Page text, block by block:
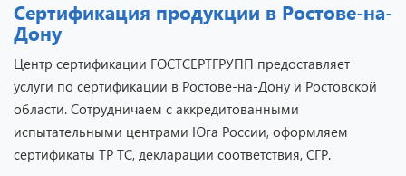
Сертификация продукции в Ростове-на-
Дону
Центр сертификации ГОСТСЕРТГРУПП предоставляет
услуги по сертификации в Ростове-на-Дону и Ростовской
области. Сотрудничаем с аккредитованными
испытательными центрами Юга России, оформляем
сертификаты ТР ТС, декларации соответствия, СГР.